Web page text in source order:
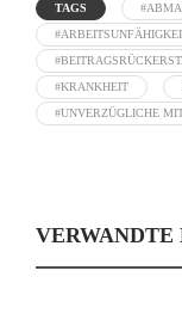
TAGS
#KRANKHEIT
#UNVERZÜGLICHE
VERWANDTE